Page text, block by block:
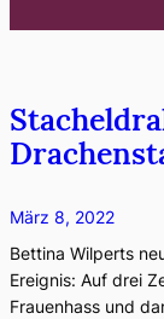
März 8, 2022
Bettina Wilperts
Ereignis: Auf drei
Frauenhass und